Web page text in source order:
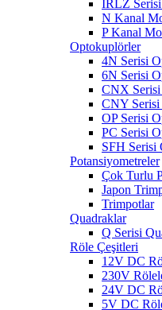
IRLZ
N Kanal
P Kanal
Optokuplörler
4N Serisi
6N Serisi
CNX
CNY
OP Serisi
PC Serisi
SFH Serisi
Potansiyometreler
Çok Turlu
Japon
Trimpotlar
Quadraklar
Q Serisi
Röle Çeşitleri
12V DC
230V
24V DC
5V DC